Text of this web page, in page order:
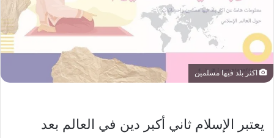
اكثر بلد فيها مسلمين
يعتبر الإسلام ثاني أكبر دين في العالم بعد